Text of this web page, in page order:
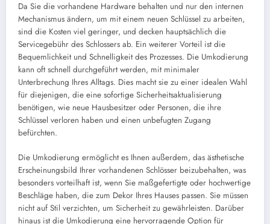
Da Sie die vorhandene Hardware behalten und nur den internen
Mechanismus ändern, um mit einem neuen Schlüssel zu arbeiten,
sind die Kosten viel geringer, und decken hauptsächlich die
Servicegebühr des Schlossers ab. Ein weiterer Vorteil ist die
Bequemlichkeit und Schnelligkeit des Prozesses. Die Umkodierung
kann oft schnell durchgeführt werden, mit minimaler
Unterbrechung Ihres Alltags. Dies macht sie zu einer idealen Wahl
für diejenigen, die eine sofortige Sicherheitsaktualisierung
benötigen, wie neue Hausbesitzer oder Personen, die ihre
Schlüssel verloren haben und einen unbefugten Zugang
befürchten.
Die Umkodierung ermöglicht es Ihnen außerdem, das ästhetische
Erscheinungsbild Ihrer vorhandenen Schlösser beizubehalten, was
besonders vorteilhaft ist, wenn Sie maßgefertigte oder hochwertige
Beschläge haben, die zum Dekor Ihres Hauses passen. Sie müssen
nicht auf Stil verzichten, um Sicherheit zu gewährleisten. Darüber
hinaus ist die Umkodierung eine hervorragende Option für